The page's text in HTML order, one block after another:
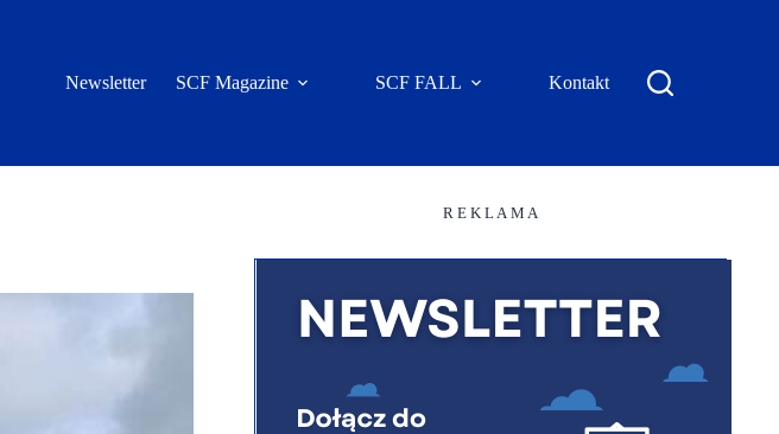
Newsletter SCF Magazine SCF FALL Kontakt
R E K L A M A